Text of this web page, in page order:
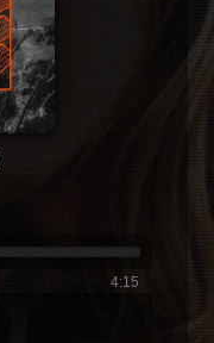
4:15